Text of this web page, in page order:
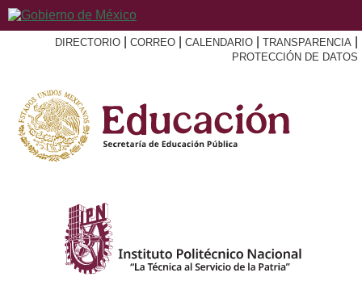
DIRECTORIO CORREO CALENDARIO TRANSPARENCIA
PROTECCIÓN DE DATOS